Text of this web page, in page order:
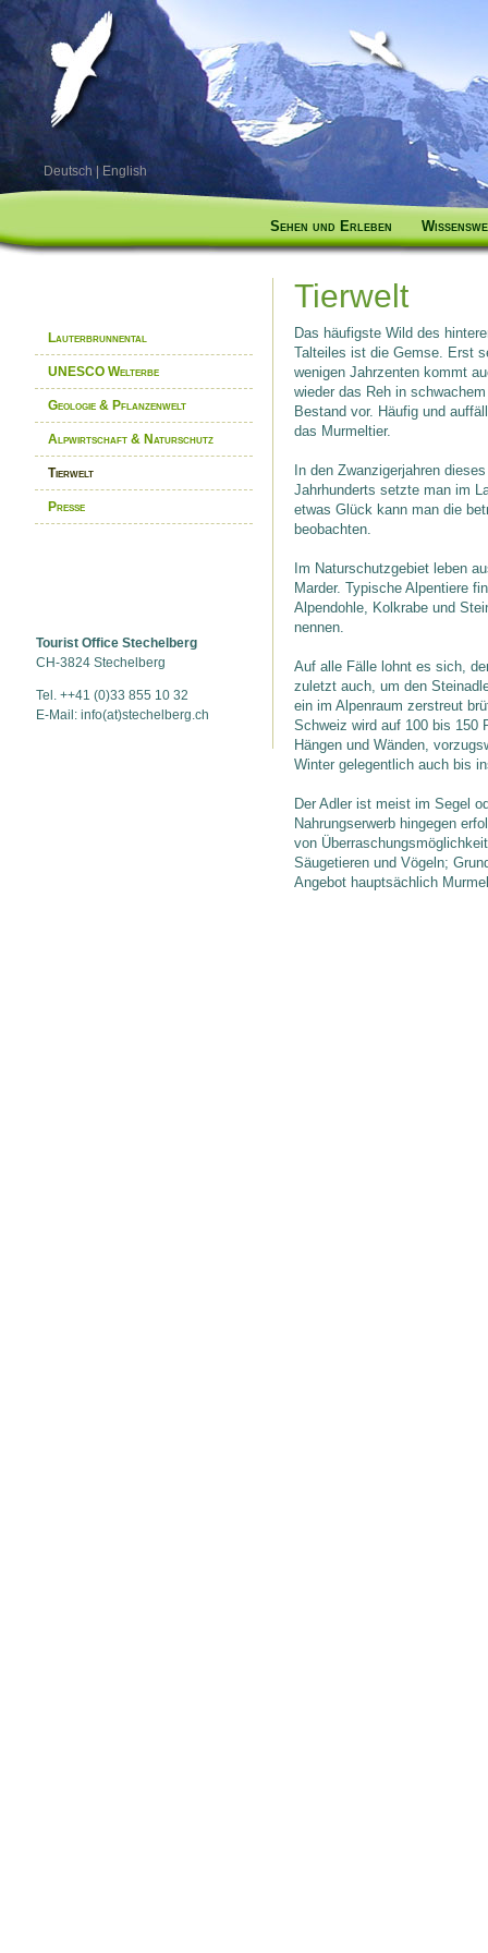
Deutsch |English
Sehen und Erleben
Lauterbrunnental
UNESCO Welterbe
Geologie & Pflanzenwelt
Alpwirtschaft & Naturschutz
Tierwelt
Presse
Tourist Office Stechelberg
CH-3824 Stechelberg
Tel. ++41 (0)33 855 10 32
E-Mail: info(at)stechelberg.ch
Tierwelt
Das häufigste Wild des
Talteiles ist die Gemse. Erst
wenigen Jahrzenten kommt
wieder das Reh in schwachem
Bestand vor. Häufig und
das Murmeltier.
In den Zwanzigerjahren dieses
Jahrhunderts setzte man im
etwas Glück kann man die
beobachten.
Im Naturschutzgebiet leben
Marder. Typische Alpentiere
Alpendohle, Kolkrabe und
nennen.
Auf alle Fälle lohnt es sich,
zuletzt auch, um den
ein im Alpenraum zerstreut
Schweiz wird auf 100 bis 150
Hängen und Wänden,
Winter gelegentlich auch bis
Der Adler ist meist im Segel
Nahrungserwerb hingegen
von
Säugetieren und Vögeln;
Angebot hauptsächlich